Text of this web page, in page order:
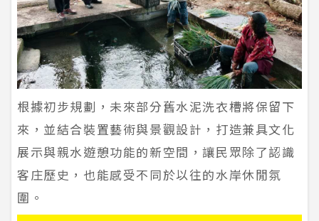
根據初步規劃，未來部分舊水泥洗衣槽將保留下
來，並結合裝置藝術與景觀設計，打造兼具文化
展示與親水遊憩功能的新空間，讓民眾除了認識
客庄歷史，也能感受不同於以往的水岸休閒氛
圍。